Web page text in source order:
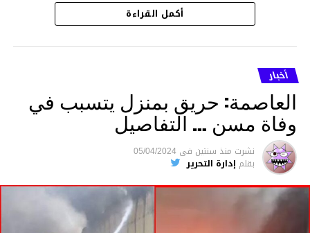
هذا وقد تمكن أعوان مركز الأمن الوطني بحي
هلال في توقيت قياسي من محاصرة المشتبه به
والقبض عليه وإحالته على التحقيق في خصوص
ما نُسبه إليه.
متابعة
قسم الاخبار
أكمل القراءة
أخبار
العاصمة: حريق بمنزل يتسبب في
وفاة مسن … التفاصيل
نشرت منذ سنتين فى 05/04/2024
بقلم إدارة التحرير